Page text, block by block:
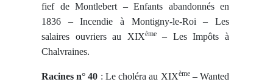
fief de Montlebert – Enfants abandonnés en
1836 – Incendie à Montigny-le-Roi – Les
salaires ouvriers au XIXème– Les Impôts à
Chalvraines.
Racines n° 40 : Le choléra au XIXème– Wanted